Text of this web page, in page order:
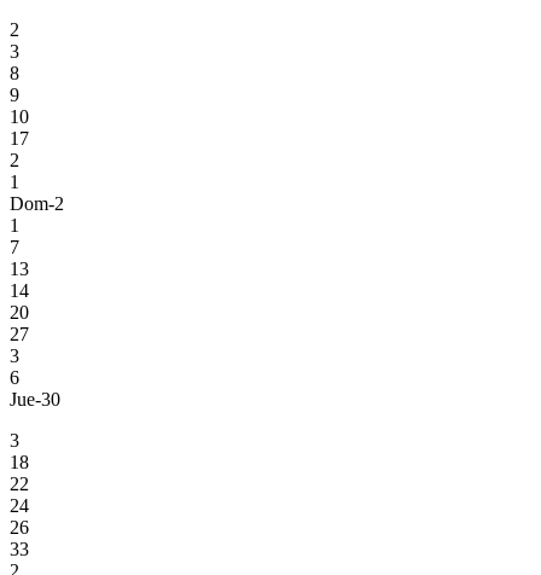
2
3
8
9
10
17
2
1
Dom-2
1
7
13
14
20
27
3
6
Jue-30
3
18
22
24
26
33
2